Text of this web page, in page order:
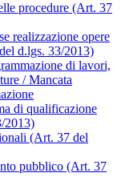
procedure (Art. 37
realizzazione opere
d.lgs. 33/2013)
di lavori,
/ Mancata
di qualificazione
2013)
(Art. 37 del
pubblico (Art. 37